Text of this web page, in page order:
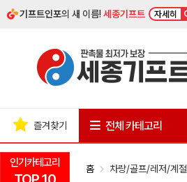
기프트인포의 새 이름!세종기프트 자세히
인기카테고리
즐겨찾기 전체 카테고리
홈 차량/골프/레저/계절